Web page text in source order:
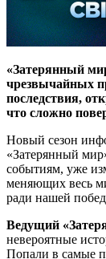
«Затерянный
чрезвычайных
последствия,
что сложно
Новый сезон
«Затерянный
событиям, уже
меняющих весь
ради нашей
Ведущий
невероятные
Попали в самые